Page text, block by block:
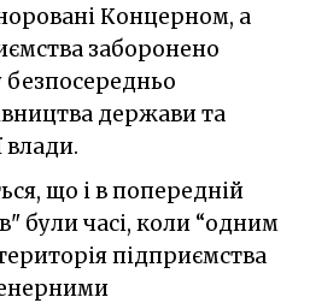
Концерном, а
заборонено
держави та
влади.
що і в попередній
були часі, коли “одним
підприємства